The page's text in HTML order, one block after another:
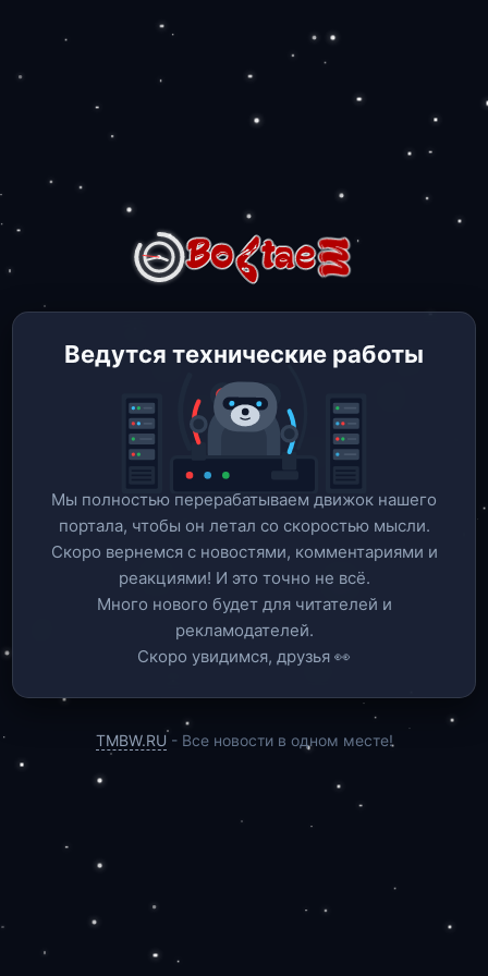
Ведутся технические работы
Мы полностью перерабатываем движок нашего
портала, чтобы он летал со скоростью мысли.
Скоро вернемся c новостями, комментариями и
реакциями! И это точно не всё.
Много нового будет для читателей и
рекламодателей.
Скоро увидимся, друзья 👀
TMBW.RU - Все новости в одном месте!